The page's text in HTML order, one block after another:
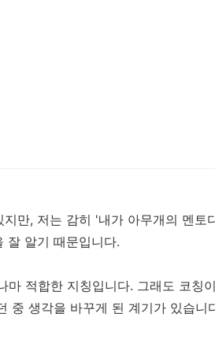
지만, 저는 감히 '내가 아무개의 멘토
잘 알기 때문입니다.
마 적합한 지칭입니다. 그래도 코칭
중 생각을 바꾸게 된 계기가 있습니